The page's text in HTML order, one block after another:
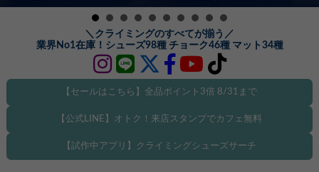
＼クライミングのすべてが揃う／
業界No1在庫！シューズ98種 チョーク46種 マット34種
【セールはこちら】全品ポイント3倍 8/31まで
【公式LINE】オトク！来店スタンプでカフェ無料
【試作中アプリ】クライミングシューズサーチ